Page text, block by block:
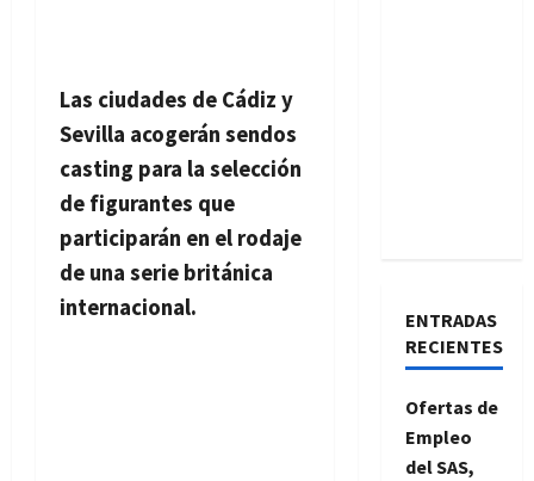
Las ciudades de Cádiz y
Sevilla acogerán sendos
casting para la selección
de figurantes que
participarán en el rodaje
de una serie británica
internacional.
ENTRADAS
RECIENTES
Ofertas de
Empleo
del SAS,